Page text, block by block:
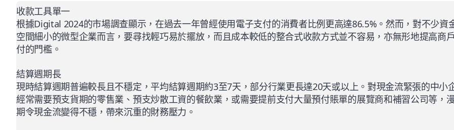
收款工具單一
根據Digital 2024的市場調查顯示，在過去一年曾經使用電子支付的消費者比例更高達86.5%。然而，對不少資
空間細小的微型企業而言，要尋找輕巧易於擺放，而且成本較低的整合式收款方式並不容易，亦無形地提高商
付的門檻。
結算週期長
現時結算週期普遍較長且不穩定，平均結算週期約3至7天，部分行業更長達20天或以上。對現金流緊張的中小
經常需要預支貨期的零售業、預支炒散工資的餐飲業，或需要提前支付大量預付賬單的展覽商和補習公司等，
期令現金流變得不穩，帶來沉重的財務壓力。